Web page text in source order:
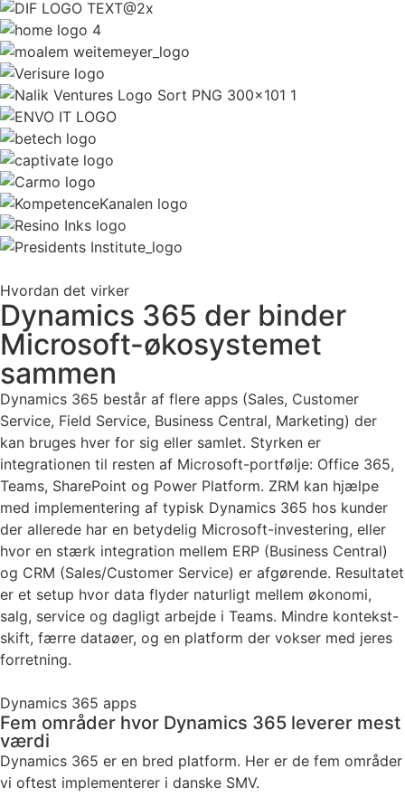
Hvordan det virker
Dynamics 365 der binder
Microsoft-økosystemet
sammen
Dynamics 365 består af flere apps (Sales, Customer
Service, Field Service, Business Central, Marketing) der
kan bruges hver for sig eller samlet. Styrken er
integrationen til resten af Microsoft-portfølje: Office 365,
Teams, SharePoint og Power Platform. ZRM kan hjælpe
med implementering af typisk Dynamics 365 hos kunder
der allerede har en betydelig Microsoft-investering, eller
hvor en stærk integration mellem ERP (Business Central)
og CRM (Sales/Customer Service) er afgørende. Resultatet
er et setup hvor data flyder naturligt mellem økonomi,
salg, service og dagligt arbejde i Teams. Mindre kontekst-
skift, færre dataøer, og en platform der vokser med jeres
forretning.
Dynamics 365 apps
Fem områder hvor Dynamics 365 leverer mest
værdi
Dynamics 365 er en bred platform. Her er de fem områder
vi oftest implementerer i danske SMV.